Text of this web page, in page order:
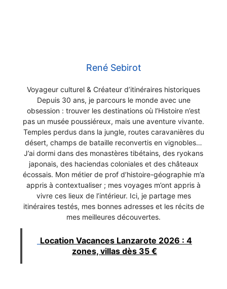
René Sebirot
Voyageur culturel & Créateur d’itinéraires historiques
Depuis 30 ans, je parcours le monde avec une
obsession : trouver les destinations où l’Histoire n’est
pas un musée poussiéreux, mais une aventure vivante.
Temples perdus dans la jungle, routes caravanières du
désert, champs de bataille reconvertis en vignobles…
J’ai dormi dans des monastères tibétains, des ryokans
japonais, des haciendas coloniales et des châteaux
écossais. Mon métier de prof d’histoire-géographie m’a
appris à contextualiser ; mes voyages m’ont appris à
vivre ces lieux de l’intérieur. Ici, je partage mes
itinéraires testés, mes bonnes adresses et les récits de
mes meilleures découvertes.
Location Vacances Lanzarote 2026 : 4
zones, villas dès 35 €